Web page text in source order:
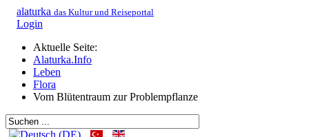
alaturka das Kultur und Reiseportal
Login
Aktuelle Seite:
Alaturka.Info
Leben
Flora
Vom Blütentraum zur Problempflanze